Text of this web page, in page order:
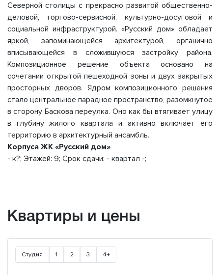
Северной столицы с прекрасно развитой общественно-
деловой, торгово-сервисной, культурно-досуговой и
социальной инфраструктурой. «Русский дом» обладает
яркой, запоминающейся архитектурой, органично
вписывающейся в сложившуюся застройку района.
Композиционное решение объекта основано на
сочетании открытой пешеходной зоны и двух закрытых
просторных дворов. Ядром композиционного решения
стало центральное парадное пространство, разомкнутое
в сторону Баскова переулка. Оно как бы втягивает улицу
в глубину жилого квартала и активно включает его
территорию в архитектурный ансамбль.
Корпуса ЖК «Русский дом»
- к?; Этажей: 9; Срок сдачи: - квартал -;
Квартиры и цены
Студия 1 2 3 4+